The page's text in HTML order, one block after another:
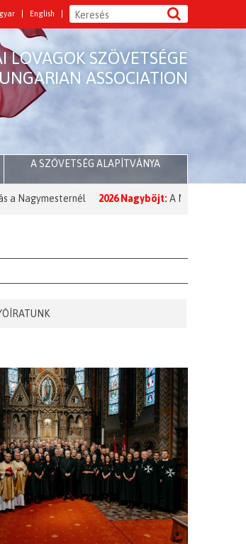
English
LOVAGOK SZÖVETSÉGE
ASSOCIATION
A SZÖVETSÉG ALAPÍTVÁNYA
2026 Nagyböjt: A Nagymester üzenete a